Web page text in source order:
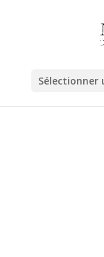
Sélectionner